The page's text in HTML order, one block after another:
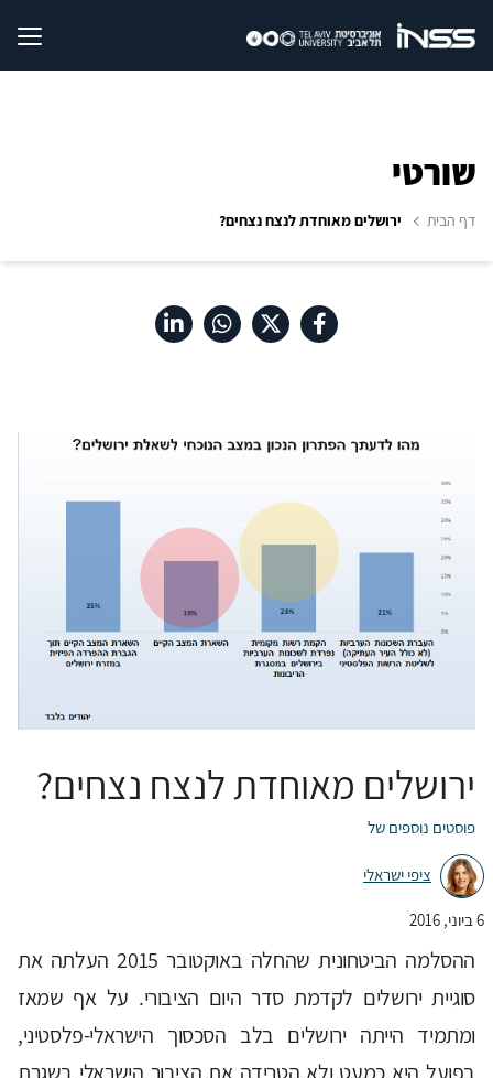
שורטי
דף הבית ירושלים מאוחדת לנצח נצחים?
ירושלים מאוחדת לנצח נצחים?
פוסטים נוספים של
ציפי ישראלי
6 ביוני, 2016
ההסלמה הביטחונית שהחלה באוקטובר 2015 העלתה את
סוגיית ירושלים לקדמת סדר היום הציבורי. על אף שמאז
ומתמיד הייתה ירושלים בלב הסכסוך הישראלי-פלסטיני,